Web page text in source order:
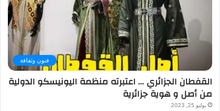
فنون وثقافة
القفطان الجزائري … اعتبرته منظمة اليونيسكو الدولية
من أصل و هوية جزائرية
يوليو 25, 2023